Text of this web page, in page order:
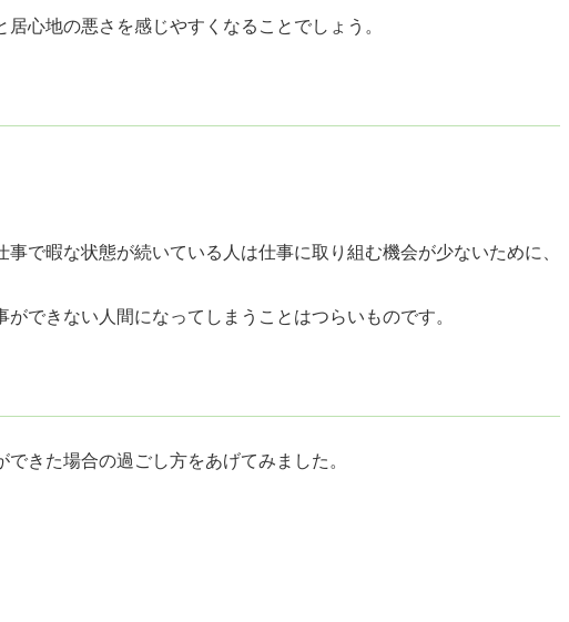
心地の悪さを感じやすくなることでしょう。
で暇な状態が続いている人は仕事に取り組む機会が少ないために、
できない人間になってしまうことはつらいものです。
きた場合の過ごし方をあげてみました。